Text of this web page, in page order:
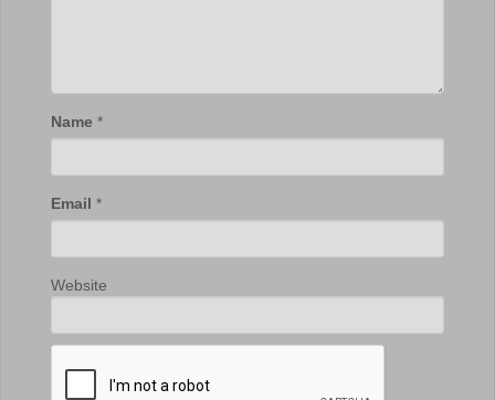
Name *
Email *
Website